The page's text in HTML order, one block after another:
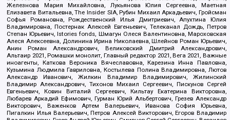
Железнова Мария Михайловна, Лукьянова Юлия Сергеевна, Маетная
Елизавета Витальевна, The Insider SIA, Рубин Михаил Аркадьевич, Гройсман
Софья Романовна, Рождественский Илья Дмитриевич, Апухтина Юлия
Владимировна, Постернак Алексей Евгеньевич, Телеканал Дождь, Петров
Степан Юрьевич, Istories fonds, Шмагун Олеся Валентиновна, Мароховская
Алеся Алексеевна, Долинина Ирина Николаевна, Шлейнов Роман Юрьевич,
Анин Роман Александрович, Великовский Дмитрий Александрович,
Альтаир 2021, Ромашки монолит, Главный редактор 2021, Вега 2021, Важные
иноагенты, Каткова Вероника Вячеславовна, Карезина Инна Павловна,
Кузьмина Людмила Гавриловна, Костылева Полина Владимировна, Лютов
Александр Иванович, Жилкин Владимир Владимирович, Жилинский
Владимир Александрович, Тихонов Михаил Сергеевич, Пискунов Сергей
Евгеньевич, Ковин Виталий Сергеевич, Кильтау Екатерина Викторовна,
Любарев Аркадий Ефимович, Гурман Юрий Альбертович, Грезев Александр
Викторович, Важенков Артем Валерьевич, Иванова София Юрьевна,
Пигалкин Илья Валерьевич, Петров Алексей Викторович, Егоров Владимир